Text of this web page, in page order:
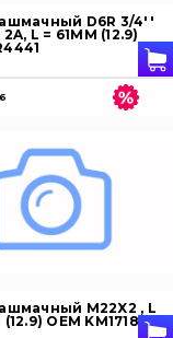
D6R 3/4''
2A, L = 61MM (12.9)
M22X2 , L
(12.9) OEM KM1718